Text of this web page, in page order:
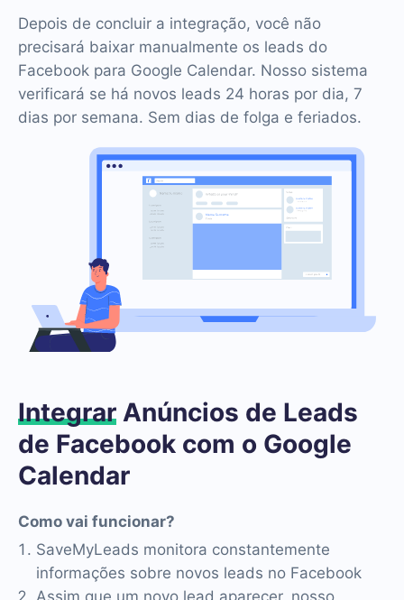
Depois de concluir a integração, você não
precisará baixar manualmente os leads do
Facebook para Google Calendar. Nosso sistema
verificará se há novos leads 24 horas por dia, 7
dias por semana. Sem dias de folga e feriados.
Integrar Anúncios de Leads
de Facebook com o Google
Calendar
Como vai funcionar?
SaveMyLeads monitora constantemente
informações sobre novos leads no Facebook
Assim que um novo lead aparecer, nosso